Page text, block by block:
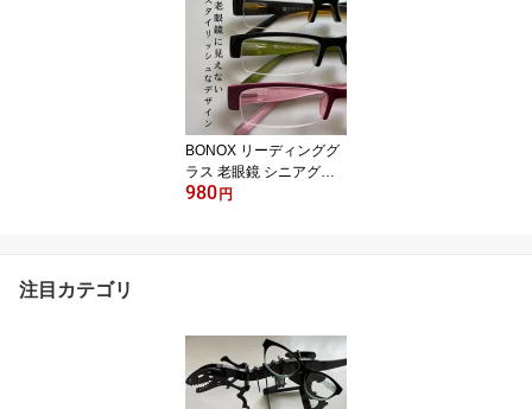
BONOX リーディンググ
ラス 老眼鏡 シニアグラ
ス WA009シリーズ
980円
注目カテゴリ